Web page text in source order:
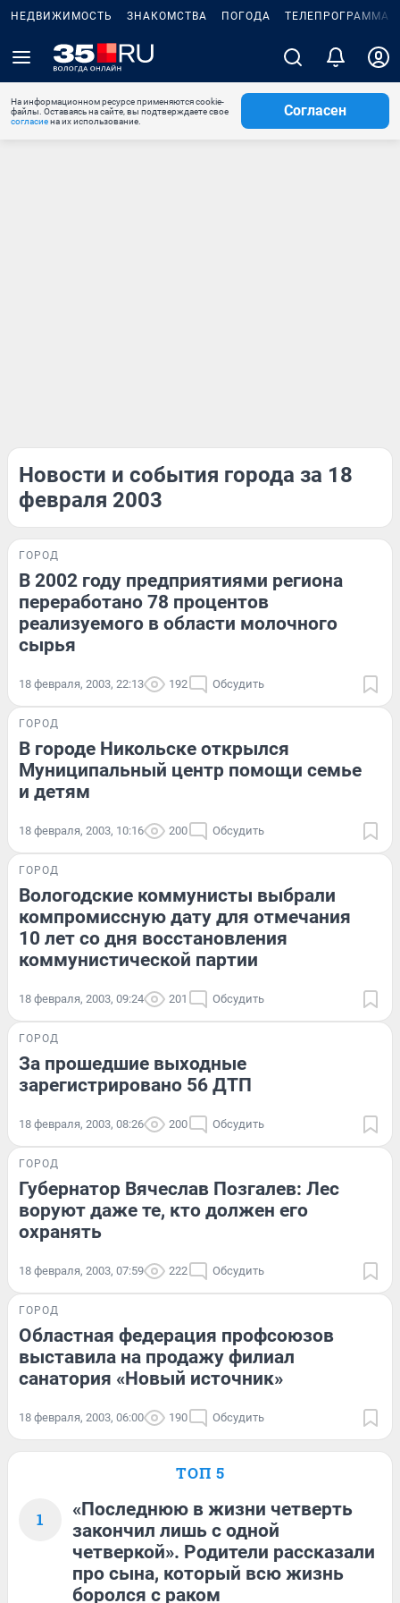
НЕДВИЖИМОСТЬ ЗНАКОМСТВА ПОГОДА ТЕЛЕПРОГРАММА
На информационном ресурсе применяются cookie-
файлы. Оставаясь на сайте, вы подтверждаете свое
согласиена их использование.
Согласен
Новости и события города за 18
февраля 2003
ГОРОД
В 2002 году предприятиями региона
переработано 78 процентов
реализуемого в области молочного
сырья
18 февраля, 2003, 22:13 192 Обсудить
ГОРОД
В городе Никольске открылся
Муниципальный центр помощи семье
и детям
18 февраля, 2003, 10:16 200 Обсудить
ГОРОД
Вологодские коммунисты выбрали
компромиссную дату для отмечания
10 лет со дня восстановления
коммунистической партии
18 февраля, 2003, 09:24 201 Обсудить
ГОРОД
За прошедшие выходные
зарегистрировано 56 ДТП
18 февраля, 2003, 08:26 200 Обсудить
ГОРОД
Губернатор Вячеслав Позгалев: Лес
воруют даже те, кто должен его
охранять
18 февраля, 2003, 07:59 222 Обсудить
ГОРОД
Областная федерация профсоюзов
выставила на продажу филиал
санатория «Новый источник»
18 февраля, 2003, 06:00 190 Обсудить
ТОП 5
1
«Последнюю в жизни четверть
закончил лишь с одной
четверкой». Родители рассказали
про сына, который всю жизнь
боролся с раком